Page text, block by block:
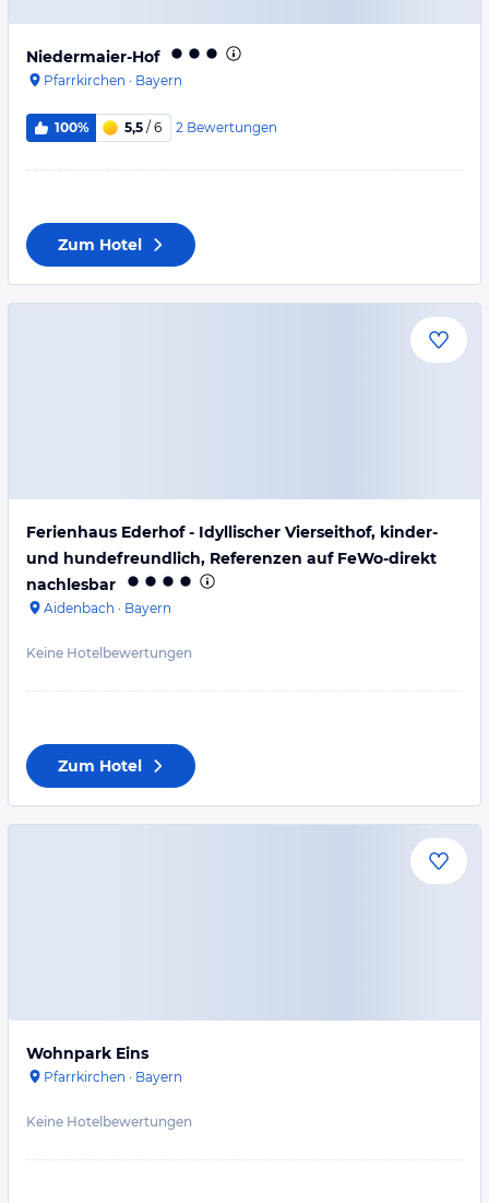
Niedermaier-Hof
Pfarrkirchen · Bayern
100% 5,5 / 6 2 Bewertungen
Zum Hotel
Ferienhaus Ederhof - Idyllischer Vierseithof, kinder-
und hundefreundlich, Referenzen auf FeWo-direkt
nachlesbar
Aidenbach · Bayern
Keine Hotelbewertungen
Zum Hotel
Wohnpark Eins
Pfarrkirchen · Bayern
Keine Hotelbewertungen